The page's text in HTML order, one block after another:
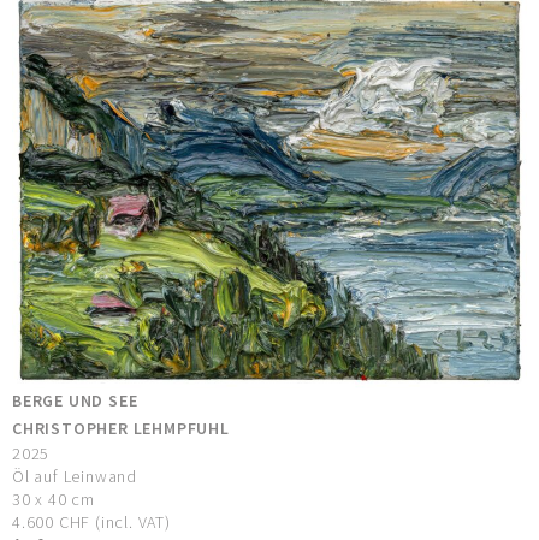
BERGE UND SEE
CHRISTOPHER LEHMPFUHL
2025
Öl auf Leinwand
30 x 40 cm
4.600 CHF (incl. VAT)